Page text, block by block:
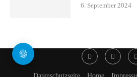
6. September 2024